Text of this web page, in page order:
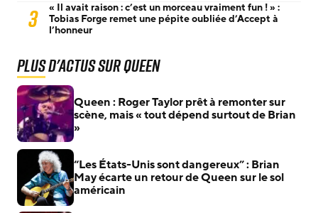
3
« Il avait raison : c’est un morceau vraiment fun ! » :
Tobias Forge remet une pépite oubliée d’Accept à
l’honneur
Plus d'actus sur Queen
Queen : Roger Taylor prêt à remonter sur
scène, mais « tout dépend surtout de Brian
»
“Les États-Unis sont dangereux” : Brian
May écarte un retour de Queen sur le sol
américain